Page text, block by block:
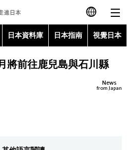
日本語
English
日本資料庫 日本指南 視覺日本
將前往鹿兒島與石川縣
News
from Japan